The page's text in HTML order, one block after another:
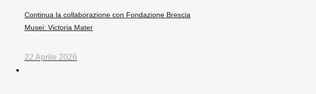
Continua la collaborazione con Fondazione Brescia
Musei: Victoria Mater
22 Aprile 2026